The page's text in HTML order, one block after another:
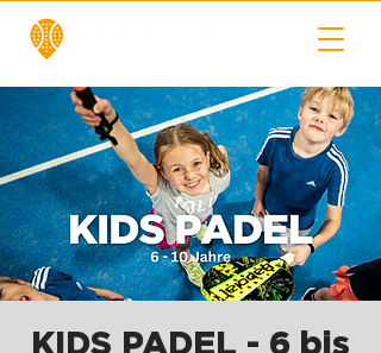
KIDS PADEL - 6 bis